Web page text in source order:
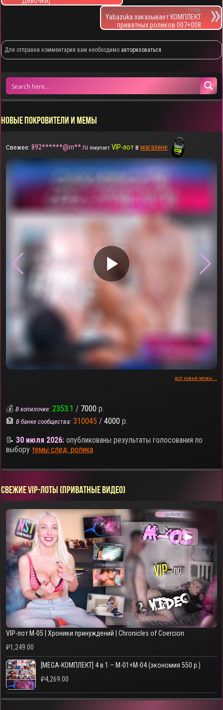
След.
Yabazuka заказывает КОМПЛЕКТ
приватных роликов 007+008
Для отправки комментария вам необходимо авторизоваться.
НОВЫЕ ПОКРОВИТЕЛИ И МЕМЫ
Свежее: 892******@m**.ru покупает VIP-лотвмагазине
▶
все новые мемы...
💰В копилочке: 2353.1 / 7000 р.
🏦В банке сообщества: 310045 / 4000 р.
📝30 июля 2026: опубликованы результаты голосования по
выборутемы след. ролика
СВЕЖИЕ VIP-ЛОТЫ (ПРИВАТНЫЕ ВИДЕО)
▶
VIP-лот M-05 | Хроники принуждений | Chronicles of Coercion
₽1,249.00
[MEGA-КОМПЛЕКТ] 4 в 1 – M-01+M-04 (экономия 550 р.)
₽4,269.00